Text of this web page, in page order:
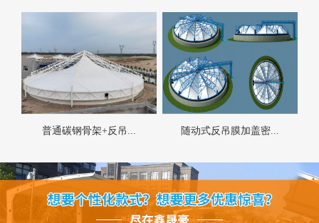
普通碳钢骨架+反吊... 随动式反吊膜加盖密...